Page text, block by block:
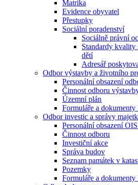
Matrika
Evidence obyvatel
Přestupky
Sociální poradenství
Sociálně právní
Standardy kvality
dětí
Adresář
Odbor výstavby a životního
Personální obsazení
Činnost odboru
Územní plán
Formuláře a dokumenty
Odbor investic a správy
Personální obsazení
Činnost odboru
Investiční akce
Správa budov
Seznam památek v
Pozemky
Formuláře a dokumenty